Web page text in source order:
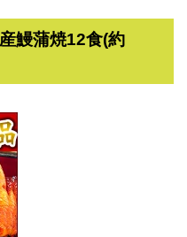
鰻蒲焼12食(約